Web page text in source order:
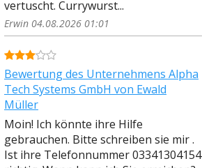
vertuscht. Currywurst...
Erwin 04.08.2026 01:01
Bewertung des Unternehmens Alpha
Tech Systems GmbH von Ewald
Müller
Moin! Ich könnte ihre Hilfe
gebrauchen. Bitte schreiben sie mir .
Ist ihre Telefonnummer 03341304154